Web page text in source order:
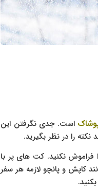
است. جدی نگرفتن این
نکته را در نظر بگیرید.
فراموش نکنید. کت های پر با
کاپش و پانچو لازمه هر سفر